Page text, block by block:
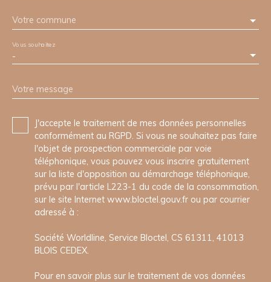
Votre commune
-
Vous souhaitez
Votre message
J'accepte le traitement de mes données personnelles
conformément au RGPD. Si vous ne souhaitez pas faire
l'objet de prospection commerciale par voie
téléphonique, vous pouvez vous inscrire gratuitement
sur la liste d'opposition au démarchage téléphonique,
prévu par l'article L223-1 du code de la consommation,
sur le site Internet www.bloctel.gouv.fr ou par courrier
adressé à :
Société Worldline, Service Bloctel, CS 61311, 41013
BLOIS CEDEX.
Pour en savoir plus sur le traitement de vos données